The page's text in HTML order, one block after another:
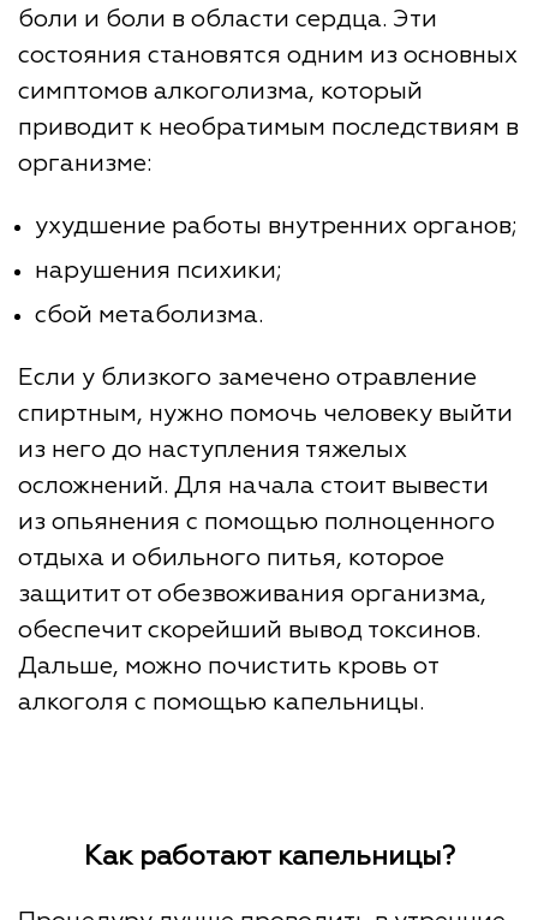
боли и боли в области сердца. Эти
состояния становятся одним из основных
симптомов алкоголизма, который
приводит к необратимым последствиям в
организме:
ухудшение работы внутренних органов;
нарушения психики;
сбой метаболизма.
Если у близкого замечено отравление
спиртным, нужно помочь человеку выйти
из него до наступления тяжелых
осложнений. Для начала стоит вывести
из опьянения с помощью полноценного
отдыха и обильного питья, которое
защитит от обезвоживания организма,
обеспечит скорейший вывод токсинов.
Дальше, можно почистить кровь от
алкоголя с помощью капельницы.
Как работают капельницы?